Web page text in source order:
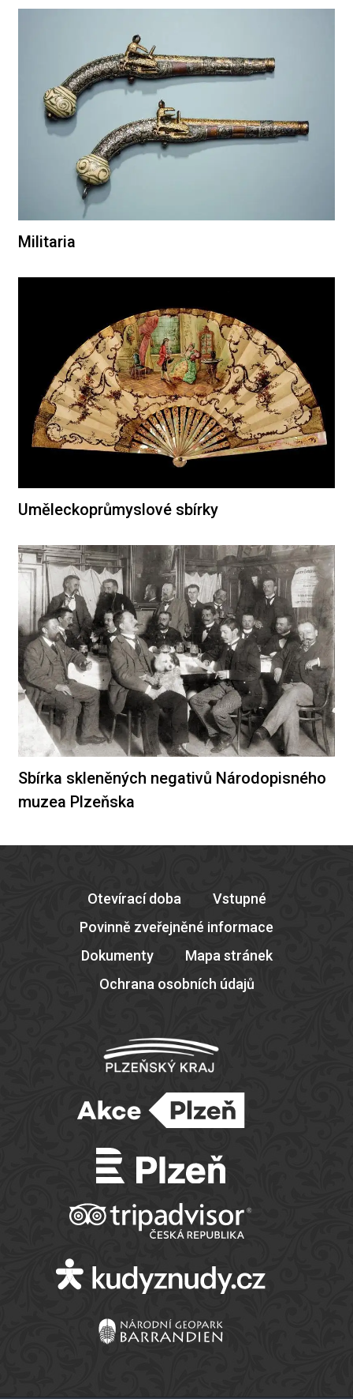
Militaria
Uměleckoprůmyslové sbírky
Sbírka skleněných negativů Národopisného
muzea Plzeňska
Otevírací doba
Vstupné
Povinně zveřejněné informace
Dokumenty
Mapa stránek
Ochrana osobních údajů